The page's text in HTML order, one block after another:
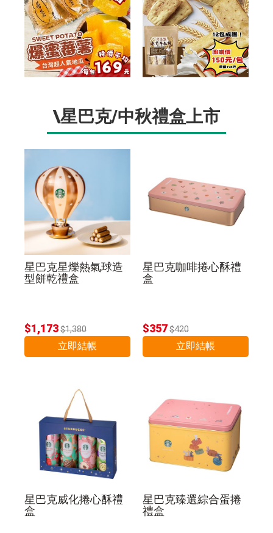
\星巴克/中秋禮盒上市
星巴克星爍熱氣球造
型餅乾禮盒
$1,173$1,380
立即結帳
星巴克咖啡捲心酥禮
盒
$357$420
立即結帳
星巴克威化捲心酥禮
盒
星巴克臻選綜合蛋捲
禮盒